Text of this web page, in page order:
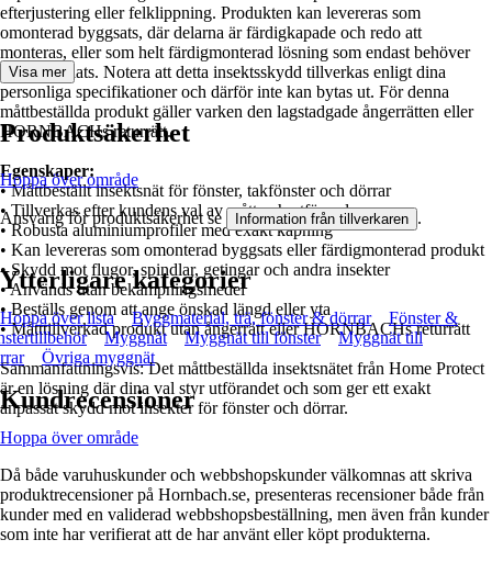
efterjustering eller felklippning. Produkten kan levereras som
omonterad byggsats, där delarna är färdigkapade och redo att
monteras, eller som helt färdigmonterad lösning som endast behöver
sättas på plats. Notera att detta insektsskydd tillverkas enligt dina
personliga specifikationer och därför inte kan bytas ut. För denna
måttbeställda produkt gäller varken den lagstadgade ångerrätten eller
HORNBACHs returrätt.
Egenskaper:
• Måttbeställt insektsnät för fönster, takfönster och dörrar
• Tillverkas efter kundens val av mått och utförande
• Robusta aluminiumprofiler med exakt kapning
• Kan levereras som omonterad byggsats eller färdigmonterad produkt
• Skydd mot flugor, spindlar, getingar och andra insekter
• Används utan bekämpningsmedel
• Beställs genom att ange önskad längd eller yta
• Måtttillverkad produkt utan ångerrätt eller HORNBACHs returrätt
Sammanfattningsvis: Det måttbeställda insektsnätet från Home Protect
är en lösning där dina val styr utförandet och som ger ett exakt
anpassat skydd mot insekter för fönster och dörrar.
Visa mer
Produktsäkerhet
Hoppa över område
Ansvarig för produktsäkerhet se Information från tillverkaren .
Ytterligare kategorier
Hoppa över lista Byggmaterial, trä, fönster & dörrar
Fönster &
Myggnät Myggnät till fönster
Myggnät till
Övriga myggnät
Kundrecensioner
Hoppa över område
Då både varuhuskunder och webbshopskunder välkomnas att skriva
produktrecensioner på Hornbach.se, presenteras recensioner både från
kunder med en validerad webbshopsbeställning, men även från kunder
som inte har verifierat att de har använt eller köpt produkterna.